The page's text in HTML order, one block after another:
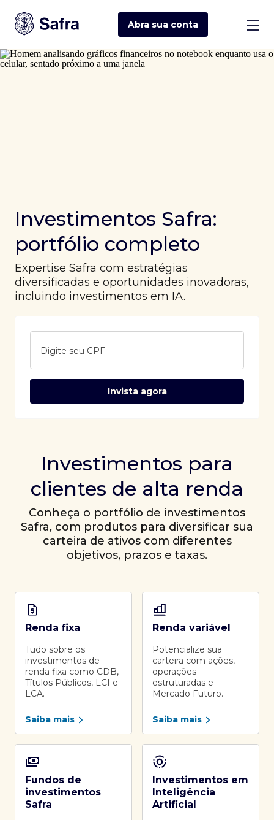
Abra sua conta
Investimentos Safra:
portfólio completo
Expertise Safra com estratégias
diversificadas e oportunidades inovadoras,
incluindo investimentos em IA.
Digite seu CPF
Invista agora
Investimentos para
clientes de alta renda
Conheça o portfólio de investimentos
Safra, com produtos para diversificar sua
carteira de ativos com diferentes
objetivos, prazos e taxas.
Renda fixa
Tudo sobre os
investimentos de
renda fixa como CDB,
Títulos Públicos, LCI e
LCA.
Saiba mais
Renda variável
Potencialize sua
carteira com ações,
operações
estruturadas e
Mercado Futuro.
Saiba mais
Fundos de
investimentos
Safra
Investimentos em
Inteligência
Artificial